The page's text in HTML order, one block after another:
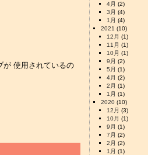
が 使用されているの
4月 (2)
3月 (4)
1月 (4)
2021 (10)
12月 (1)
11月 (1)
10月 (1)
9月 (2)
5月 (1)
4月 (2)
2月 (1)
1月 (1)
2020 (10)
12月 (3)
10月 (1)
9月 (1)
7月 (2)
2月 (2)
1月 (1)